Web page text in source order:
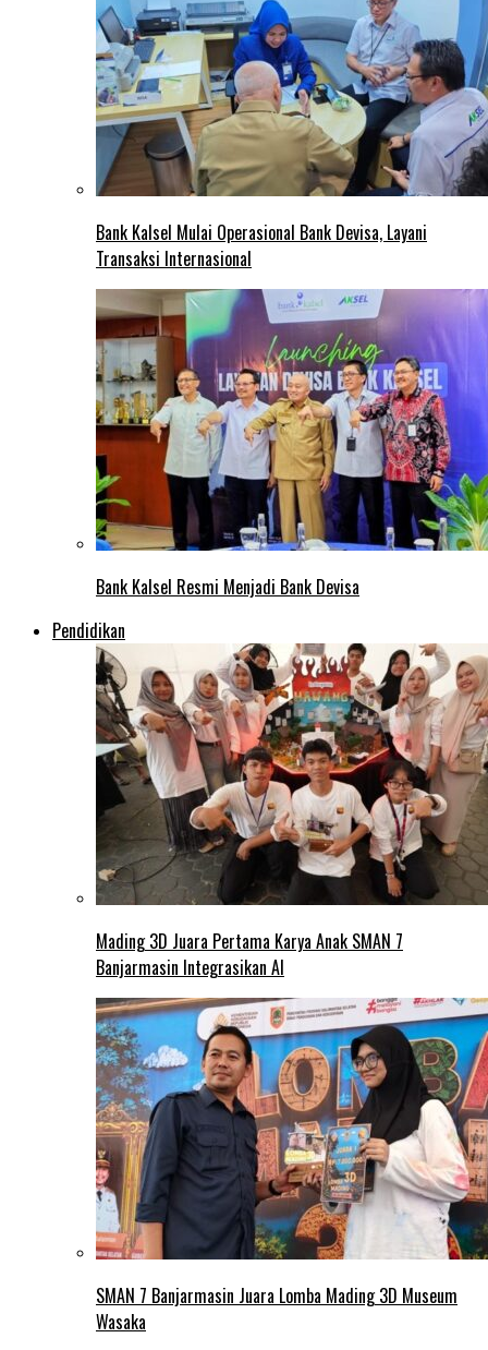
Bank Kalsel Mulai Operasional Bank Devisa, Layani
Transaksi Internasional
Bank Kalsel Resmi Menjadi Bank Devisa
Pendidikan
Mading 3D Juara Pertama Karya Anak SMAN 7
Banjarmasin Integrasikan AI
SMAN 7 Banjarmasin Juara Lomba Mading 3D Museum
Wasaka